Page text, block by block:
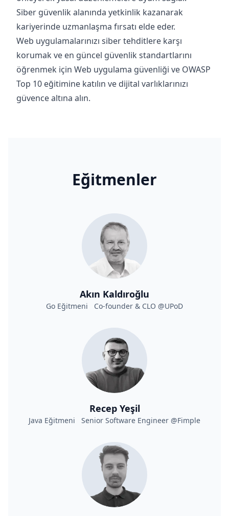
Siber güvenlik alanında yetkinlik kazanarak
kariyerinde uzmanlaşma fırsatı elde eder.
Web uygulamalarınızı siber tehditlere karşı
korumak ve en güncel güvenlik standartlarını
öğrenmek için Web uygulama güvenliği ve OWASP
Top 10 eğitimine katılın ve dijital varlıklarınızı
güvence altına alın.
Eğitmenler
Akın Kaldıroğlu
Go Eğitmeni Co-founder & CLO @UPoD
Recep Yeşil
Java Eğitmeni Senior Software Engineer @Fimple